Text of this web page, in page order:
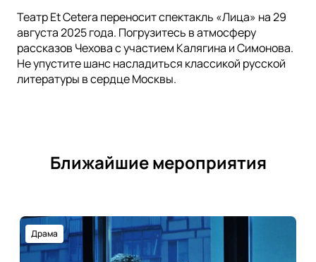
Театр Et Cetera переносит спектакль «Лица» на 29
августа 2025 года. Погрузитесь в атмосферу
рассказов Чехова с участием Калягина и Симонова.
Не упустите шанс насладиться классикой русской
литературы в сердце Москвы.
Ближайшие мероприятия
Драма